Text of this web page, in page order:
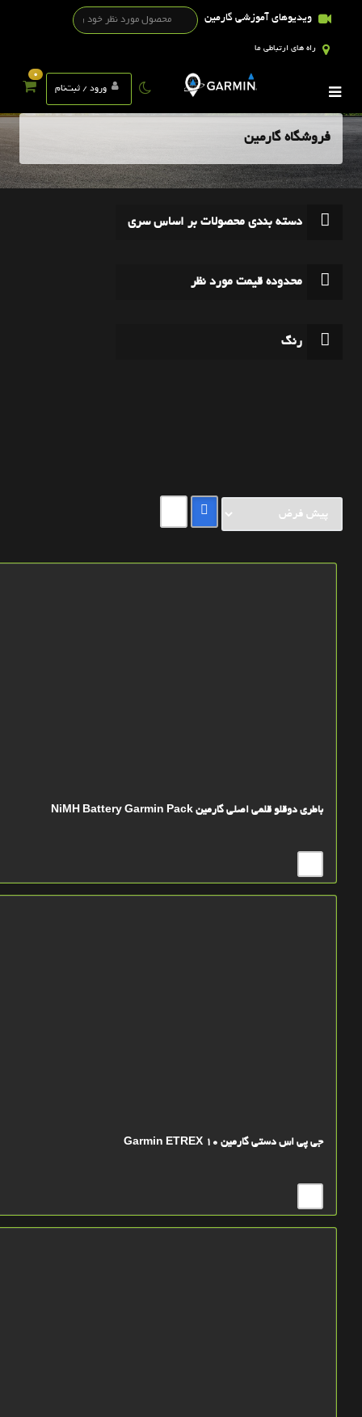
ویدیوهای آموزشی گارمین
راه های ارتباطی ما
ورود / ثبت‌نام
0
فروشگاه گارمین
دسته بندی محصولات بر اساس سری
محدوده قیمت مورد نظر
رنگ
باطری دوقلو قلمی اصلی گارمین NiMH Battery Garmin Pack
جی پی اس دستی گارمین Garmin ETREX 10